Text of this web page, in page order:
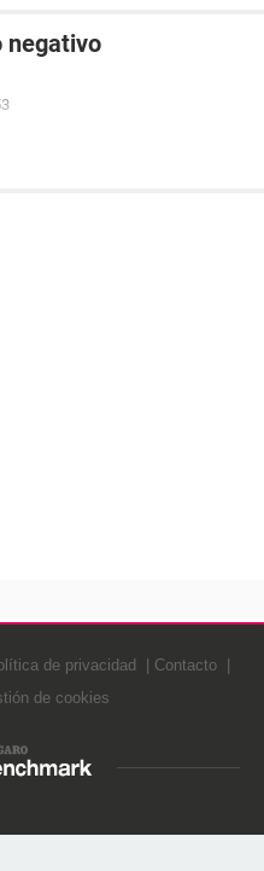
negativo
de privacidad
Contacto
de cookies